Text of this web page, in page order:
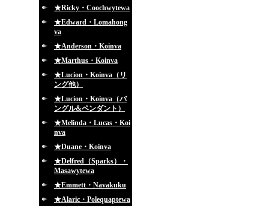
★Ricky・Coochwytewa
★Edward・Lomahong
va
★Anderson・Koinva
★Marthus・Koinva
★Lucion・Koinva（リ
ング他）
★Lucion・Koinva（バ
ングル&ペンダント）
★Melinda・Lucas・Koi
nva
★Duane・Koinva
★Delfred（Sparks）・
Masawytewa
★Emmett・Navakuku
★Alaric・Polequaptewa